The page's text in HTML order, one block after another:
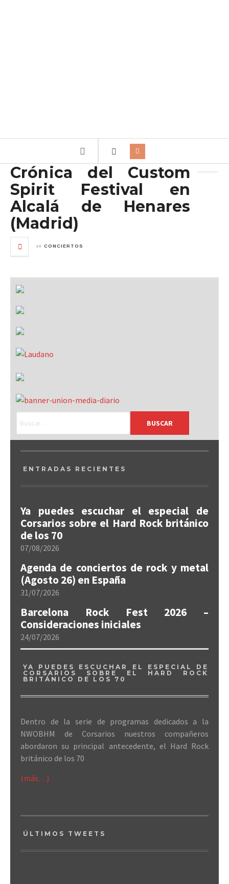
Crónica del Custom
Spirit Festival en
Alcalá de Henares
(Madrid)
en CONCIERTOS
ENTRADAS RECIENTES
Ya puedes escuchar el especial de
Corsarios sobre el Hard Rock británico
de los 70
07/08/2026
Agenda de conciertos de rock y metal
(Agosto 26) en España
31/07/2026
Barcelona Rock Fest 2026 –
Consideraciones iniciales
24/07/2026
YA PUEDES ESCUCHAR EL ESPECIAL DE
CORSARIOS SOBRE EL HARD ROCK
BRITÁNICO DE LOS 70
Dentro de la serie de programas dedicados a la
NWOBHM de Corsarios nuestros compañeros
abordaron su principal antecedente, el Hard Rock
británico de los 70
(más…)
ÚLTIMOS TWEETS